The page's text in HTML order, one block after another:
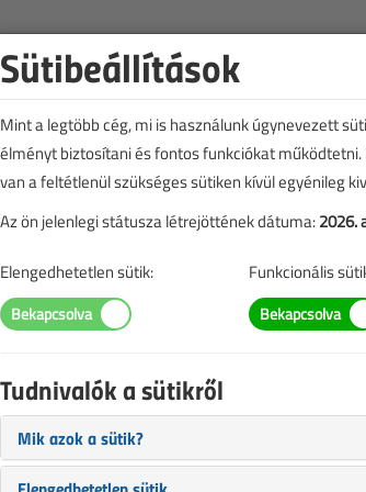
Sütibeállítások
Mint a legtöbb cég, mi is használunk úgynevezett
élményt biztosítani és fontos funkciókat
van a feltétlenül szükséges sütiken kívül egyénileg
Az ön jelenlegi státusza létrejöttének dátuma:2026.
Elengedhetetlen sütik: Funkcionális
Tudnivalók a sütikről
Mik azok a sütik?